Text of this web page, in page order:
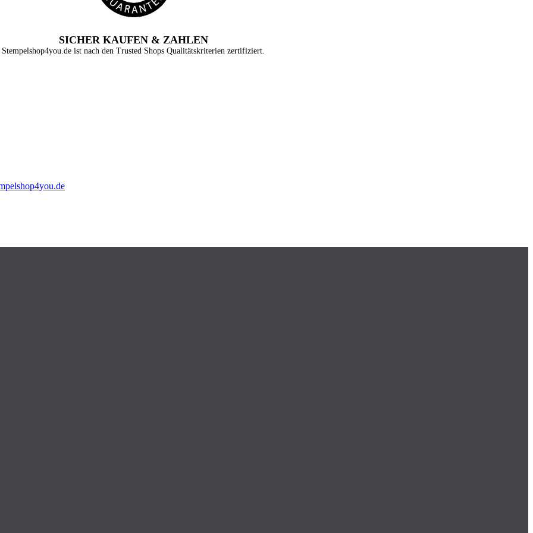
SICHER KAUFEN & ZAHLEN
Stempelshop4you.de ist nach den Trusted Shops Qualitätskriterien zertifiziert.